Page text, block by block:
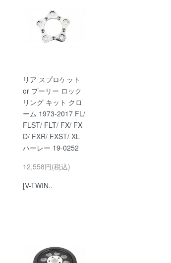
リア スプロケット
or プーリー ロック
リング キット クロ
ーム 1973-2017 FL/
FLST/ FLT/ FX/ FX
D/ FXR/ FXST/ XL
ハーレー 19-0252
12,558円(税込)
[V-TWIN..